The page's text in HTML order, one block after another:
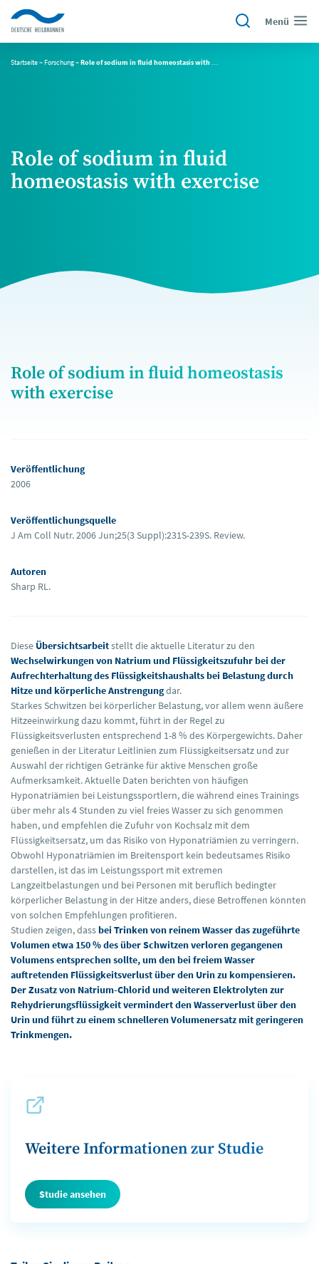
Menü
Startseite~Forschung~Role of sodium in fluid homeostasis with exercise
Role of sodium in fluid
homeostasis with exercise
Role of sodium in fluid homeostasis
with exercise
Veröffentlichung
2006
Veröffentlichungsquelle
J Am Coll Nutr. 2006 Jun;25(3 Suppl):231S-239S. Review.
Autoren
Sharp RL.
Diese Übersichtsarbeitstellt die aktuelle Literatur zu den
Wechselwirkungen von Natrium und Flüssigkeitszufuhr bei der
Aufrechterhaltung des Flüssigkeitshaushalts bei Belastung durch
Hitze und körperliche Anstrengungdar.
Starkes Schwitzen bei körperlicher Belastung, vor allem wenn äußere
Hitzeeinwirkung dazu kommt, führt in der Regel zu
Flüssigkeitsverlusten entsprechend 1-8 % des Körpergewichts. Daher
genießen in der Literatur Leitlinien zum Flüssigkeitsersatz und zur
Auswahl der richtigen Getränke für aktive Menschen große
Aufmerksamkeit. Aktuelle Daten berichten von häufigen
Hyponatriämien bei Leistungssportlern, die während eines Trainings
über mehr als 4 Stunden zu viel freies Wasser zu sich genommen
haben, und empfehlen die Zufuhr von Kochsalz mit dem
Flüssigkeitsersatz, um das Risiko von Hyponatriämien zu verringern.
Obwohl Hyponatriämien im Breitensport kein bedeutsames Risiko
darstellen, ist das im Leistungssport mit extremen
Langzeitbelastungen und bei Personen mit beruflich bedingter
körperlicher Belastung in der Hitze anders, diese Betroffenen könnten
von solchen Empfehlungen profitieren.
Studien zeigen, dassbei Trinken von reinem Wasser das zugeführte
Volumen etwa 150 % des über Schwitzen verloren gegangenen
Volumens entsprechen sollte, um den bei freiem Wasser
auftretenden Flüssigkeitsverlust über den Urin zu kompensieren.
Der Zusatz von Natrium-Chlorid und weiteren Elektrolyten zur
Rehydrierungsflüssigkeit vermindert den Wasserverlust über den
Urin und führt zu einem schnelleren Volumenersatz mit geringeren
Trinkmengen.
Weitere Informationen zur Studie
Studie ansehen